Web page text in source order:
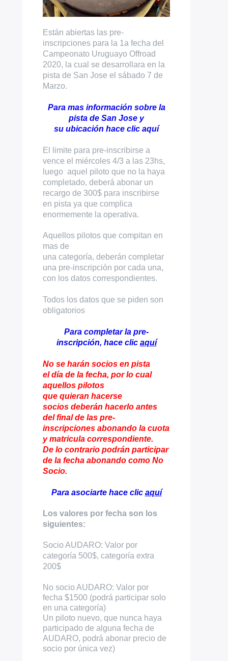
Están abiertas las pre-
inscripciones para la 1a fecha del
Campeonato Uruguayo Offroad
2020, la cual se desarrollara en la
pista de San Jose el sábado 7 de
Marzo.
Para mas información sobre la
pista de San Jose y
su ubicación hace clic aquí
El limite para pre-inscribirse a
vence el miércoles 4/3 a las 23hs,
luego aquel piloto que no la haya
completado, deberá abonar un
recargo de 300$ para inscribirse
en pista ya que complica
enormemente la operativa.
Aquellos pilotos que compitan en
mas de
una categoría, deberán completar
una pre-inscripción por cada una,
con los datos correspondientes.
Todos los datos que se piden son
obligatorios
Para completar la pre-
inscripción, hace clic aquí
No se harán socios en pista
el día de la fecha, por lo cual
aquellos pilotos
que quieran hacerse
socios deberán hacerlo antes
del final de las pre-
inscripciones abonando la cuota
y matricula correspondiente.
De lo contrario podrán participar
de la fecha abonando como No
Socio.
Para asociarte hace clic aquí
Los valores por fecha son los
siguientes:
Socio AUDARO: Valor por
categoría 500$, categoría extra
200$
No socio AUDARO: Valor por
fecha $1500 (podrá participar solo
en una categoría)
Un piloto nuevo, que nunca haya
participado de alguna fecha de
AUDARO, podrá abonar precio de
socio por única vez)